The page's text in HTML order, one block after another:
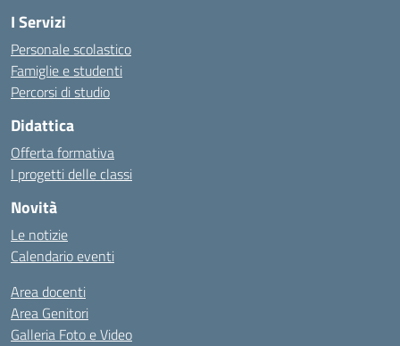
I Servizi
Personale scolastico
Famiglie e studenti
Percorsi di studio
Didattica
Offerta formativa
I progetti delle classi
Novità
Le notizie
Calendario eventi
Area docenti
Area Genitori
Galleria Foto e Video